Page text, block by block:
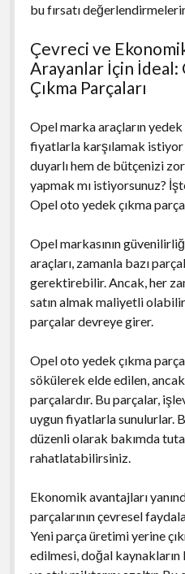
bu fırsatı
Çevreci ve
Arayanlar İçin
Çıkma Parçaları
Opel marka araçların yedek
fiyatlarla karşılamak istiyor
duyarlı hem de bütçenizi
yapmak mı istiyorsunuz?
Opel oto yedek çıkma
Opel markasının
araçları, zamanla bazı
gerektirebilir. Ancak, her
satın almak maliyetli
parçalar devreye girer.
Opel oto yedek çıkma
sökülerek elde edilen,
parçalardır. Bu parçalar,
uygun fiyatlarla sunulurlar.
düzenli olarak bakımda
rahatlatabilirsiniz.
Ekonomik avantajları
parçalarının çevresel
Yeni parça üretimi yerine
edilmesi, doğal kaynakların